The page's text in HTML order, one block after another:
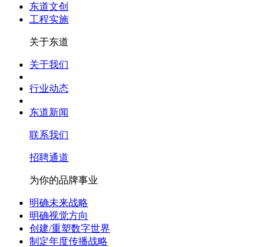
东道文创
工程实施
关于东道
关于我们
行业动态
东道新闻
联系我们
招聘通道
为你的品牌事业
明确未来战略
明确视觉方向
创建/重塑数字世界
制定年度传播战略